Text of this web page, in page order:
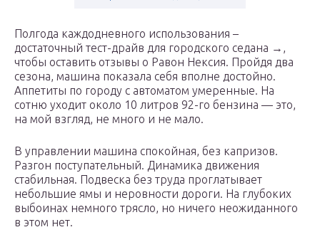
Полгода каждодневного использования –
достаточный тест-драйв для городского седана →,
чтобы оставить отзывы о Равон Нексия. Пройдя два
сезона, машина показала себя вполне достойно.
Аппетиты по городу с автоматом умеренные. На
сотню уходит около 10 литров 92-го бензина — это,
на мой взгляд, не много и не мало.
В управлении машина спокойная, без капризов.
Разгон поступательный. Динамика движения
стабильная. Подвеска без труда проглатывает
небольшие ямы и неровности дороги. На глубоких
выбоинах немного трясло, но ничего неожиданного
в этом нет.